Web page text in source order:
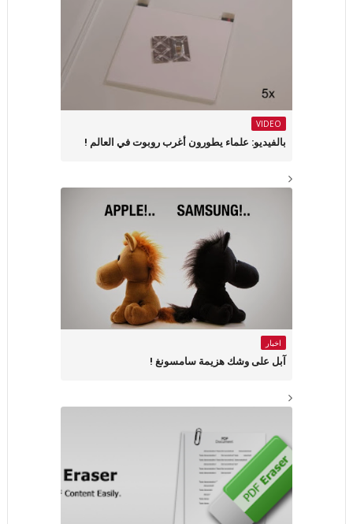
VIDEO
بالفيديو: علماء يطورون أغرب روبوت في العالم !
اخبار
آبل على وشك هزيمة سامسونغ !